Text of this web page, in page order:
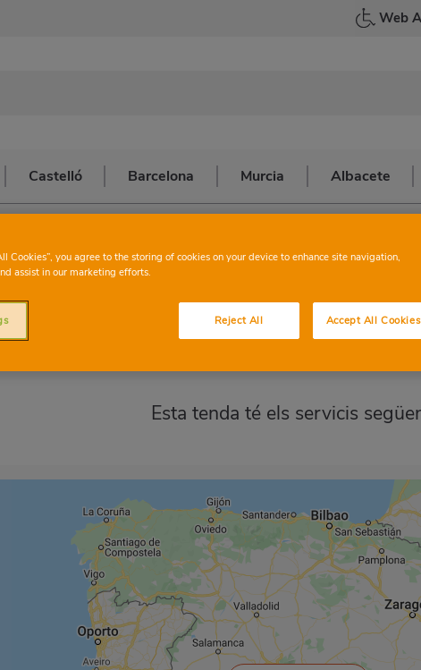
Web
Castelló Barcelona Murcia Albacete
ALTEA
Esta tenda té els servicis
Cookies”, you agree to the storing of cookies on your device to enhance site navigation,
assist in our marketing efforts.
Reject All Accept All Cookies